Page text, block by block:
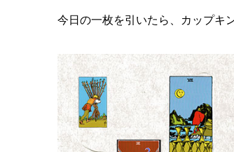
今日の一枚を引いたら、カップキ